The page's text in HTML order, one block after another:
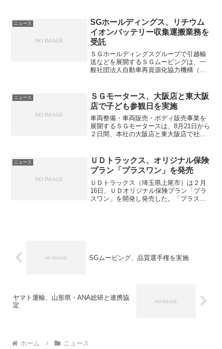
ー特長】・海外からの一貫物流に対応・
同社独自で開発した物...
ニュース
SGホールディングス、リチウム
イオンバッテリー収集運搬業務を
受託
ＳＧホールディングスグループで引越輸
送などを展開するＳＧムービングは、一
般社団法人自動車再資源化協力機構（自
オンバッテリー（LiB）の収集運搬業務を
受託し、10月１日か...
ニュース
ＳＧモータース、大阪店と東大阪
店で子ども参観日を実施
車両整備・車両販売・ボディ販売事業を
展開するＳＧモータースは、8月21日から
２日間、本社の大阪店と東大阪店で社員
ース子ども参観日は、社員の子どもたち
を対象に、親（社員）...
ニュース
ＵＤトラックス、オリジナル保険
プラン「プラスワン」を発売
ＵＤトラックス（埼玉県上尾市）は２月
16日、ＵＤオリジナル保険プラン「プラ
スワン」を開発し発売した。「プラスワ
SGムービング、品質選手権を実施
ヤマト運輸、山形県・ANA総研と連携協
定
ホーム ニュース